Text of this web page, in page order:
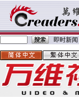
即时新闻